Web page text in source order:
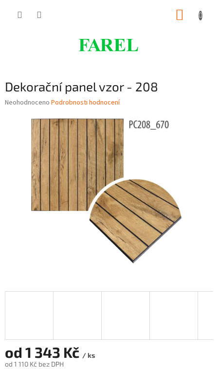
Dekorační panel vzor - 208
Průměrné
hvězdiček.
Neohodnoceno Podrobnosti hodnocení
od 1 343 Kč / ks
od 1 110 Kč bez DPH